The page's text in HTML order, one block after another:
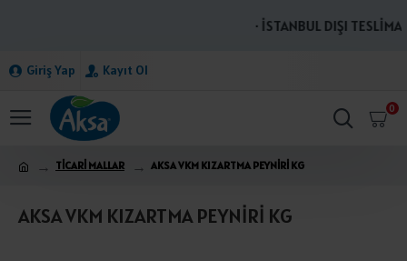
· İSTANBUL DIŞI
Giriş Yap Kayıt Ol
0
TİCARİ MALLAR AKSA VKM KIZARTMA PEYNİRİ KG
AKSA VKM KIZARTMA PEYNİRİ KG